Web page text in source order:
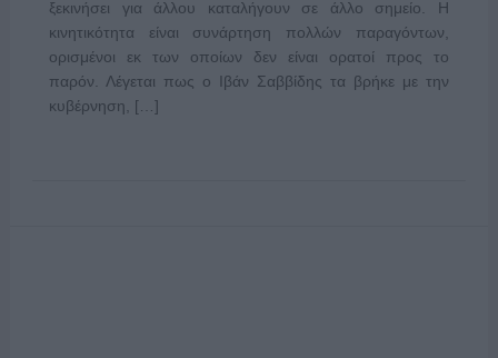
ξεκινήσει για άλλου καταλήγουν σε άλλο σημείο. Η
κινητικότητα είναι συνάρτηση πολλών παραγόντων,
ορισμένοι εκ των οποίων δεν είναι ορατοί προς το
παρόν. Λέγεται πως ο Ιβάν Σαββίδης τα βρήκε με την
κυβέρνηση, […]